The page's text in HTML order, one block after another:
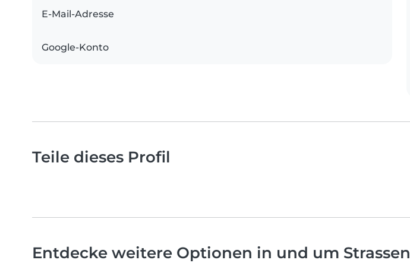
E-Mail-Adresse
Google-Konto
Teile dieses Profil
Entdecke weitere Optionen in und um Strassen